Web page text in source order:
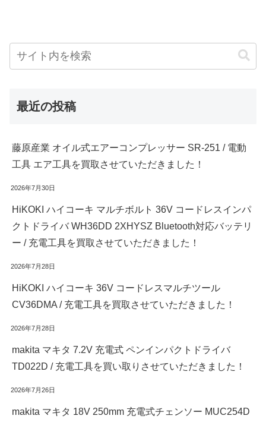
最近の投稿
藤原産業 オイル式エアーコンプレッサー SR-251 / 電動
工具 エア工具を買取させていただきました！
2026年7月30日
HiKOKI ハイコーキ マルチボルト 36V コードレスインパ
クトドライバ WH36DD 2XHYSZ Bluetooth対応バッテリ
ー / 充電工具を買取させていただきました！
2026年7月28日
HiKOKI ハイコーキ 36V コードレスマルチツール
CV36DMA / 充電工具を買取させていただきました！
2026年7月28日
makita マキタ 7.2V 充電式 ペンインパクトドライバ
TD022D / 充電工具を買い取りさせていただきました！
2026年7月26日
makita マキタ 18V 250mm 充電式チェンソー MUC254D